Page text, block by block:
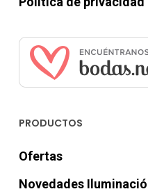
PRODUCTOS
Ofertas
Novedades